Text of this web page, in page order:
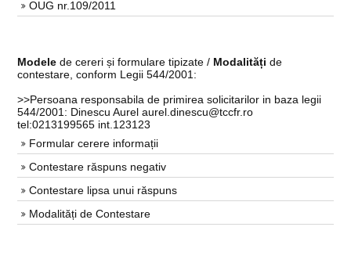
OUG nr.109/2011
Modelede cereri și formulare tipizate / Modalitățide
contestare, conform Legii 544/2001:
>>Persoana responsabila de primirea solicitarilor in baza legii
544/2001: Dinescu Aurel aurel.dinescu@tccfr.ro
tel:0213199565 int.123123
Formular cerere informații
Contestare răspuns negativ
Contestare lipsa unui răspuns
Modalități de Contestare